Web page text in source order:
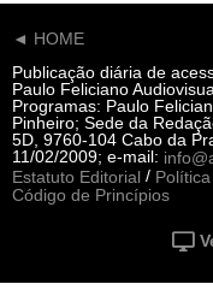
◄ HOME
Publicação diária de
Paulo Feliciano
Programas: Paulo
Pinheiro; Sede da
5D, 9760-104 Cabo da
11/02/2009; e-mail:
Estatuto Editorial /
Código de Princípios